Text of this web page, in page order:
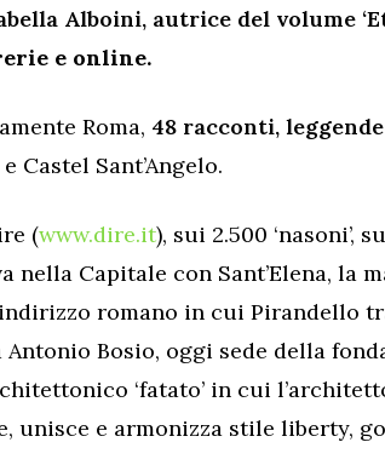
Alboini, autrice del volume
e online.
Roma, 48 racconti,
Castel Sant’Angelo.
(www.dire.it), sui 2.500 ‘nasoni’,
nella Capitale con Sant’Elena, la
romano in cui Pirandello
Bosio, oggi sede della
‘fatato’ in cui
unisce e armonizza stile liberty,